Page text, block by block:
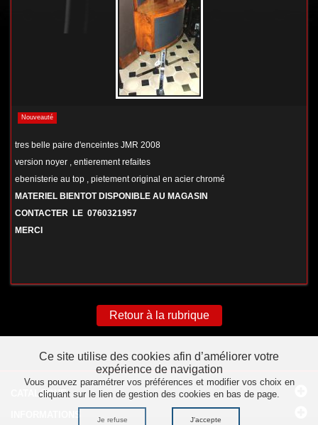
Nouveauté
tres belle paire d'enceintes JMR 2008
version noyer , entierement refaites
ebenisterie au top , pietement original en acier chromé
MATERIEL BIENTOT DISPONIBLE AU MAGASIN
CONTACTER LE 0760321957
MERCI
Retour à la rubrique
CATALOGUE
Ce site utilise des cookies afin d’améliorer votre
expérience de navigation
Vous pouvez paramétrer vos préférences et modifier vos choix en
cliquant sur le lien de gestion des cookies en bas de page.
Je refuse J'accepte